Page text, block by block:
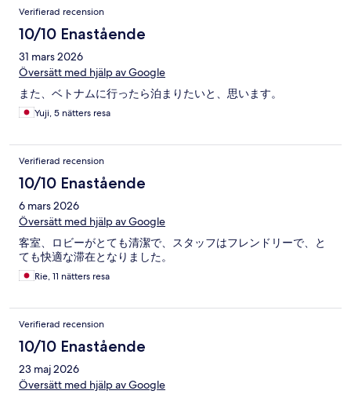
Verifierad recension
10/10 Enastående
31 mars 2026
Översätt med hjälp av Google
また、ベトナムに行ったら泊まりたいと、思います。
Yuji, 5 nätters resa
Verifierad recension
10/10 Enastående
6 mars 2026
Översätt med hjälp av Google
客室、ロビーがとても清潔で、スタッフはフレンドリーで、と
ても快適な滞在となりました。
Rie, 11 nätters resa
Verifierad recension
10/10 Enastående
23 maj 2026
Översätt med hjälp av Google